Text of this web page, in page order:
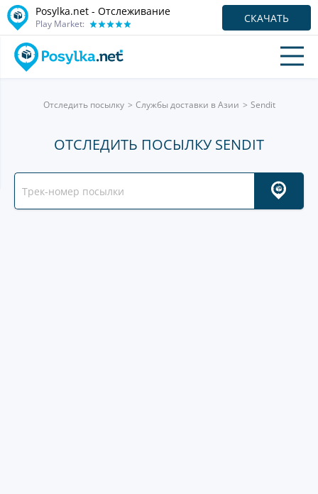
Posylka.net - Отслеживание
Play Market: СКАЧАТЬ
Отследить посылку Службы доставки в Азии Sendit
ОТСЛЕДИТЬ ПОСЫЛКУ SENDIT